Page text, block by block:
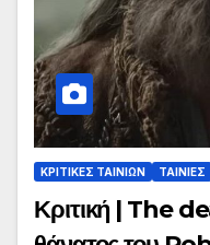
ΚΡΙΤΙΚΕΣ ΤΑΙΝΙΩΝ ΤΑΙΝΙΕΣ
Κριτική | The